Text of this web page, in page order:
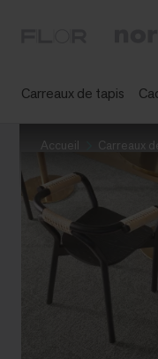
Carreaux de tapis
Accueil Carreaux